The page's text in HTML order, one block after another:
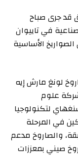
قد جرى صباح
في تاييوان
الأساسية
لونغ مارش إيه
علوم
لتكنولوجيا
في المرحلة
والصاروخ مدعم
صيني بمعززات